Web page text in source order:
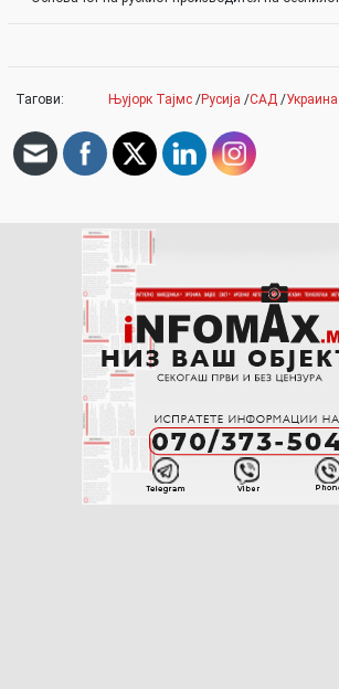
Тагови: Њујорк Тајмс /Русија /САД /Украина